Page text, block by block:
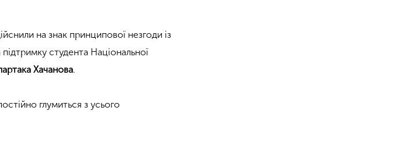
на знак принципової незгоди із
студента Національної
Хачанова.
глумиться з усього